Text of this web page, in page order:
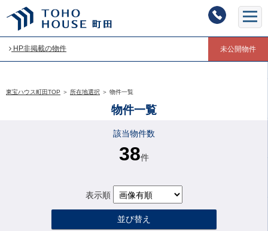
HP非掲載の物件 未公開物件
東宝ハウス町田TOP ＞ 所在地選択 ＞ 物件一覧
物件一覧
該当物件数
38件
表示順
並び替え